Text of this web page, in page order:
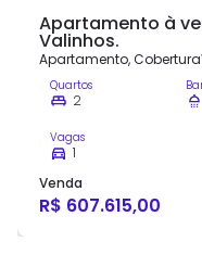
Apartamento à
Valinhos.
Apartamento,Cobertura
Quartos
2
Vagas
1
Venda
R$ 607.615,00